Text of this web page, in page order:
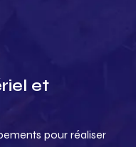
et
pour réaliser